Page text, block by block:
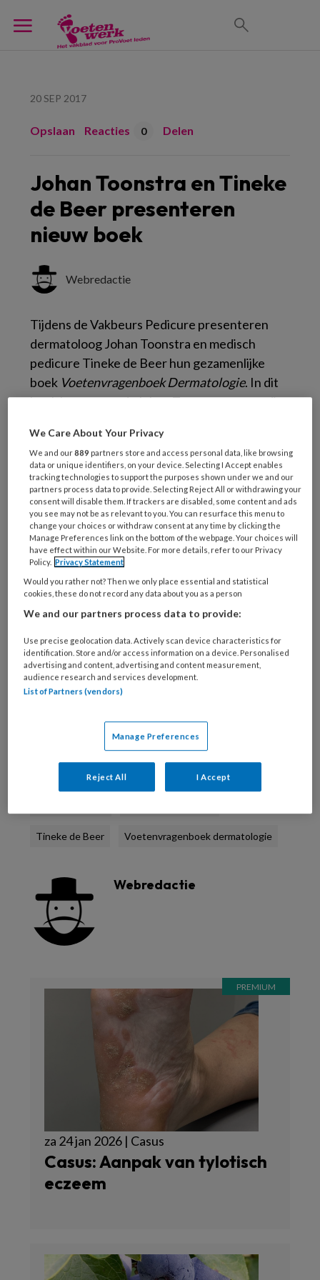
20 SEP 2017
Opslaan Reacties 0 Delen
Johan Toonstra en Tineke
de Beer presenteren
nieuw boek
Webredactie
Tijdens de Vakbeurs Pedicure presenteren
dermatoloog Johan Toonstra en medisch
pedicure Tineke de Beer hun gezamenlijke
boek Voetenvragenboek Dermatologie. In dit
boek beantwoordt Johan Toonstra vragen die
huidaandoeningen. Tineke de Beer beschrijft
wat de pedicure er volgens mee kan doen. (Zie
ook in de komende Podopost nr. 8 het
interview met beiden.)
Op zaterdag 28 oktober zijn zij aanwezig op de
beurs waar ze 2 keer een interactieve lezing
geven aan de hand van enkele casus uit het
boek. Het boek is tijdens de beurs te koop in de
stand van Podopost/BSL. Zaterdag 28 oktober
stand aanwezig om hun boek te signeren.
Zie hieronder de video van Johan en Tineke.
dermatologie huidaandoeningen
Tineke de Beer Voetenvragenboek dermatologie
Webredactie
za 24 jan 2026 | Casus
Casus: Aanpak van tylotisch
eczeem
We Care About Your Privacy
We and our889 partners store and access personal data, like browsing
data or unique identifiers, on your device. Selecting I Accept enables
tracking technologies to support the purposes shown under we and our
partners process data to provide. Selecting Reject All or withdrawing your
consent will disable them. If trackers are disabled, some content and ads
you see may not be as relevant to you. You can resurface this menu to
change your choices or withdraw consent at any time by clicking the
Manage Preferences link on the bottom of the webpage. Your choices will
have effect within our Website. For more details, refer to our Privacy
Policy. Privacy Statement
Would you rather not? Then we only place essential and statistical
cookies, these do not record any data about you as a person
We and our partners process data to provide:
Use precise geolocation data. Actively scan device characteristics for
identification. Store and/or access information on a device. Personalised
advertising and content, advertising and content measurement,
audience research and services development.
List of Partners (vendors)
Manage Preferences
Reject All I Accept